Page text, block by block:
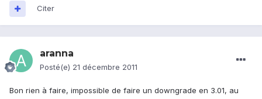
Citer
aranna
Posté(e) 21 décembre 2011
Bon rien à faire, impossible de faire un downgrade en 3.01, au